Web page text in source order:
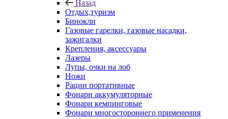
Назад
Отдых,туризм
Бинокли
Газовые гарелки, газовые насадки,
зажигалки
Крепления, аксессуары
Лазеры
Лупы, очки на лоб
Ножи
Рации портативные
Фонари аккумуляторные
Фонари кемпинговые
Фонари многостороннего применения